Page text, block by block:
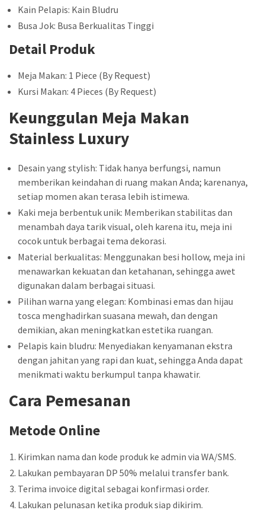
Kain Pelapis: Kain Bludru
Busa Jok: Busa Berkualitas Tinggi
Detail Produk
Meja Makan: 1 Piece (By Request)
Kursi Makan: 4 Pieces (By Request)
Keunggulan Meja Makan
Stainless Luxury
Desain yang stylish: Tidak hanya berfungsi, namun
memberikan keindahan di ruang makan Anda; karenanya,
setiap momen akan terasa lebih istimewa.
Kaki meja berbentuk unik: Memberikan stabilitas dan
menambah daya tarik visual, oleh karena itu, meja ini
cocok untuk berbagai tema dekorasi.
Material berkualitas: Menggunakan besi hollow, meja ini
menawarkan kekuatan dan ketahanan, sehingga awet
digunakan dalam berbagai situasi.
Pilihan warna yang elegan: Kombinasi emas dan hijau
tosca menghadirkan suasana mewah, dan dengan
demikian, akan meningkatkan estetika ruangan.
Pelapis kain bludru: Menyediakan kenyamanan ekstra
dengan jahitan yang rapi dan kuat, sehingga Anda dapat
menikmati waktu berkumpul tanpa khawatir.
Cara Pemesanan
Metode Online
Kirimkan nama dan kode produk ke admin via WA/SMS.
Lakukan pembayaran DP 50% melalui transfer bank.
Terima invoice digital sebagai konfirmasi order.
Lakukan pelunasan ketika produk siap dikirim.